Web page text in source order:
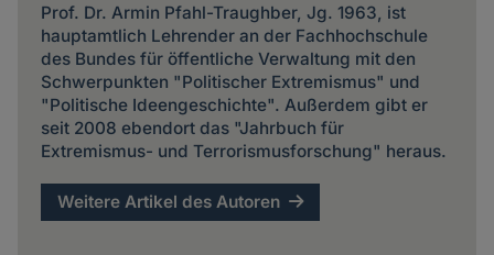
Prof. Dr. Armin Pfahl-Traughber, Jg. 1963, ist
hauptamtlich Lehrender an der Fachhochschule
des Bundes für öffentliche Verwaltung mit den
Schwerpunkten "Politischer Extremismus" und
"Politische Ideengeschichte". Außerdem gibt er
seit 2008 ebendort das "Jahrbuch für
Extremismus- und Terrorismusforschung" heraus.
Weitere Artikel des Autoren